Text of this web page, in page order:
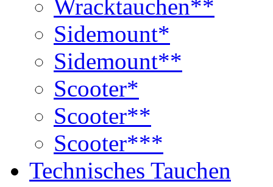
Wracktauchen**
Sidemount*
Sidemount**
Scooter*
Scooter**
Scooter***
Technisches Tauchen